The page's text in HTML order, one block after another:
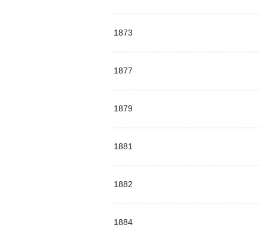
1873
1877
1879
1881
1882
1884